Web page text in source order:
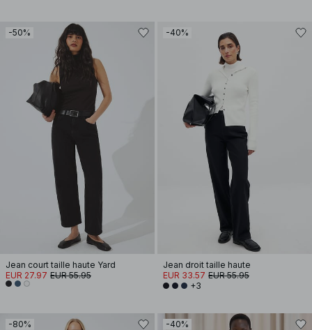
-50%
Jean court taille haute Yard
EUR 27.97 EUR 55.95
-40%
Jean droit taille haute
EUR 33.57 EUR 55.95
+3
-80% -40%